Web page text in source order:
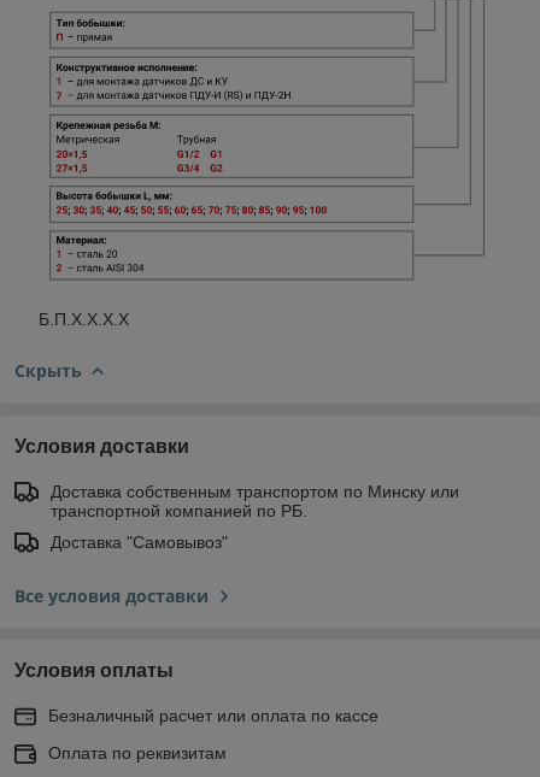
Б.П.Х.Х.Х.Х
Скрыть
Условия доставки
Доставка собственным транспортом по Минску или
транспортной компанией по РБ.
Доставка "Самовывоз"
Все условия доставки
Условия оплаты
Безналичный расчет или оплата по кассе
Оплата по реквизитам